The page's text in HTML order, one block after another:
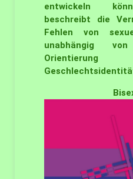
entwickeln
beschreibt die
Fehlen von
unabhängig